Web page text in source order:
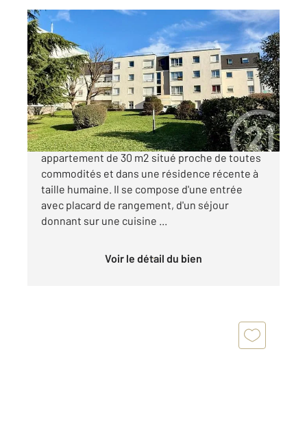
LIVRY GARGAN 93
30 m2, 1 pièce
Ref : 22163
Appartement F1 à vendre
109 000 €
Secteur Mairie, Venez découvrir ce bel
appartement de 30 m2 situé proche de toutes
commodités et dans une résidence récente à
taille humaine. Il se compose d'une entrée
avec placard de rangement, d'un séjour
donnant sur une cuisine ...
Voir le détail du bien